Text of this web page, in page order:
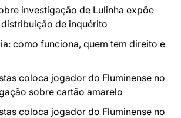
investigação de Lulinha expõe
de inquérito
como funciona, quem tem direito e
coloca jogador do Fluminense no
sobre cartão amarelo
coloca jogador do Fluminense no